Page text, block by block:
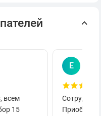
всем
15
Е